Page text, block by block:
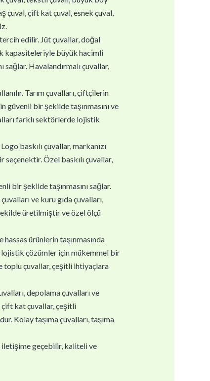
çuval, çift kat çuval, esnek çuval,
edilir. Jüt çuvallar, doğal
kapasiteleriyle büyük hacimli
sağlar. Havalandırmalı çuvallar,
Tarım çuvalları, çiftçilerin
güvenli bir şekilde taşınmasını ve
farklı sektörlerde lojistik
baskılı çuvallar, markanızı
Özel baskılı çuvallar,
bir şekilde taşınmasını sağlar.
ve kuru gıda çuvalları,
üretilmiştir ve özel ölçü
ürünlerin taşınmasında
lojistik çözümler için mükemmel bir
toplu çuvallar, çeşitli ihtiyaçlara
depolama çuvalları ve
çift kat çuvallar, çeşitli
Kolay taşıma çuvalları, taşıma
iletişime geçebilir, kaliteli ve